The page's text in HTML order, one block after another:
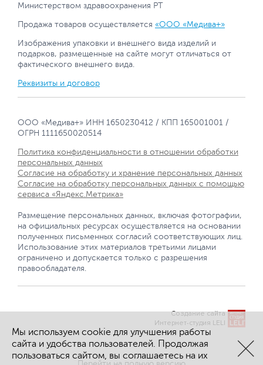
Министерством здравоохранения РТ
Продажа товаров осуществляется «ООО «Медива+»
Изображения упаковки и внешнего вида изделий и
подарков, размещенные на сайте могут отличаться от
фактического внешнего вида.
Реквизиты и договор
ООО «Медива+» ИНН 1650230412 / КПП 165001001 /
ОГРН 1111650020514
Политика конфиденциальности в отношении обработки
персональных данных
Согласие на обработку и хранение персональных данных
Согласие на обработку персональных данных с помощью
сервиса «Яндекс.Метрика»
Размещение персональных данных, включая фотографии,
на официальных ресурсах осуществляется на основании
полученных письменных согласий соответствующих лиц.
Использование этих материалов третьими лицами
ограничено и допускается только с разрешения
правообладателя.
Создание сайта
Интернет-студия LELI
Мы используем cookie для улучшения работы
сайта и удобства пользователей. Продолжая
пользоваться сайтом, вы соглашаетесь на их